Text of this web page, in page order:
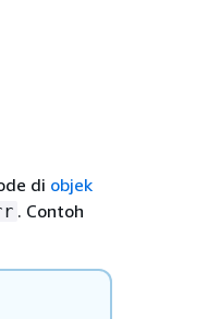
di objek
. Contoh